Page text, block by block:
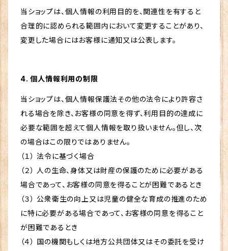
当ショップは、個人情報の利用目的を、関連性を有すると
合理的に認められる範囲内において変更することがあり、
変更した場合にはお客様に通知又は公表します。
4. 個人情報利用の制限
当ショップは、個人情報保護法その他の法令により許容さ
れる場合を除き、お客様の同意を得ず、利用目的の達成に
必要な範囲を超えて個人情報を取り扱いません。但し、次
の場合はこの限りではありません。
（１） 法令に基づく場合
（２） 人の生命、身体又は財産の保護のために必要がある
場合であって、お客様の同意を得ることが困難であるとき
（３） 公衆衛生の向上又は児童の健全な育成の推進のため
に特に必要がある場合であって、お客様の同意を得ること
が困難であるとき
（４） 国の機関もしくは地方公共団体又はその委託を受け